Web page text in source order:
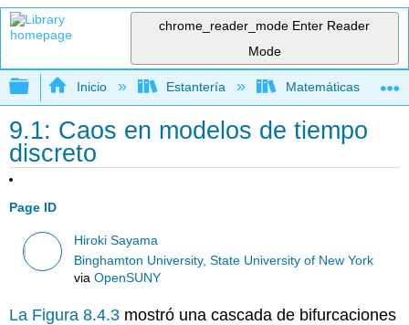
chrome_reader_mode Enter Reader
Mode
Expandir/contraer jerarquía global
Inicio Estantería Matemáticas
9.1: Caos en modelos de tiempo
discreto
Page ID
Hiroki Sayama
Binghamton University, State University of New York
viaOpenSUNY
La Figura 8.4.3 mostró una cascada de bifurcaciones